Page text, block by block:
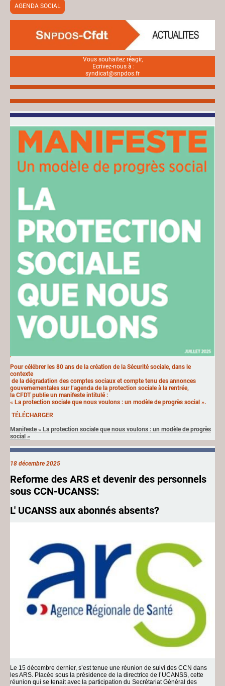
AGENDA SOCIAL
Vous souhaitez réagir,
Ecrivez-nous à :
syndicat@snpdos.fr
Pour célébrer les 80 ans de la création de la Sécurité sociale, dans le
contexte
de la dégradation des comptes sociaux et compte tenu des annonces
gouvernementales sur l’agenda de la protection sociale à la rentrée,
la CFDT publie un manifeste intitulé :
« La protection sociale que nous voulons : un modèle de progrès social ».
TÉLÉCHARGER
Manifeste « La protection sociale que nous voulons : un modèle de progrès
social »
18 décembre 2025
Reforme des ARS et devenir des personnels
sous CCN-UCANSS:
L' UCANSS aux abonnés absents?
Le 15 décembre dernier, s’est tenue une réunion de suivi des CCN dans
les ARS. Placée sous la présidence de la directrice de l’UCANSS, cette
réunion qui se tenait avec la participation du Secrétariat Général des